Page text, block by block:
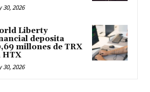
30, 2026
Liberty
deposita
millones de TRX
HTX
30, 2026